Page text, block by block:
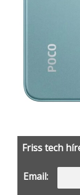
Friss tech
Email: